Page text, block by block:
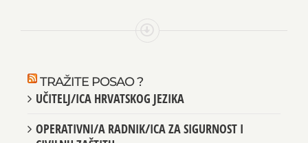
TRAŽITE POSAO ?
UČITELJ/ICA HRVATSKOG JEZIKA